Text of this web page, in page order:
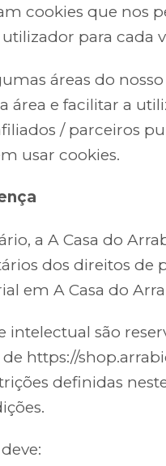
cookies que nos
para cada
áreas do
e facilitar a
/ parceiros
usar cookies.
a A Casa do
dos direitos de
em A Casa do
são
https://
definidas